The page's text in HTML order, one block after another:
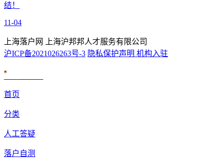
结！
11-04
上海落户网 上海沪邦邦人才服务有限公司
沪ICP备2021026263号-3 隐私保护声明 机构入驻
首页
分类
人工答疑
落户自测